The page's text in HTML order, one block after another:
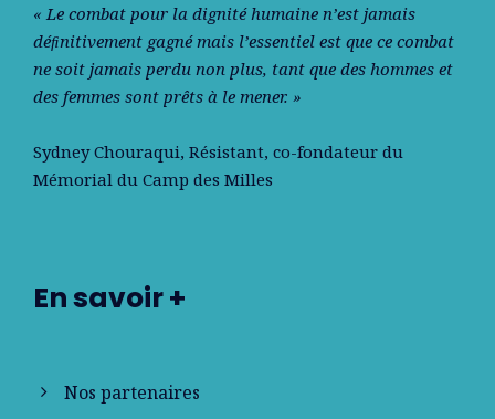
« Le combat pour la dignité humaine n’est jamais
déﬁnitivement gagné mais l’essentiel est que ce combat
ne soit jamais perdu non plus, tant que des hommes et
des femmes sont prêts à le mener. »
Sydney Chouraqui, Résistant, co-fondateur du
Mémorial du Camp des Milles
En savoir +
Nos partenaires